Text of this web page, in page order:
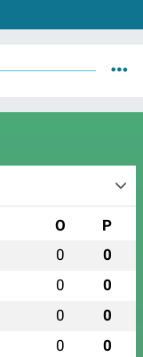
O P
0 0
0 0
0 0
0 0